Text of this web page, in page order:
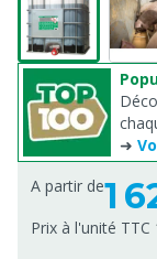
➜
A partir de1
Prix à l'unité TTC